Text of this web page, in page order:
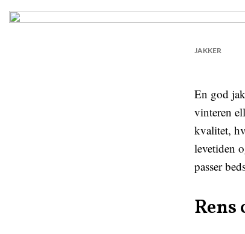
JAKKER
En god
vinteren
kvalitet,
levetiden
passer